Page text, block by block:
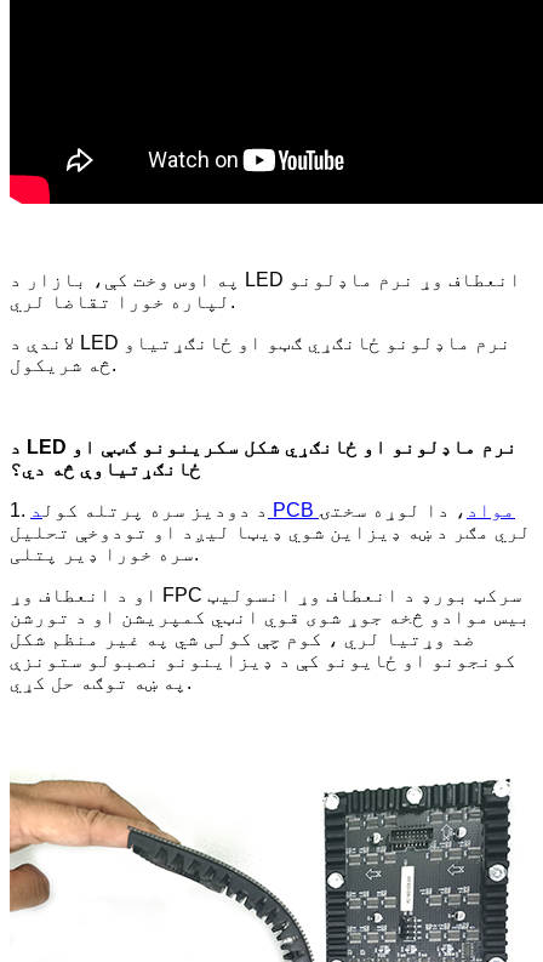
په اوس وخت کې، بازار د LED انعطاف وړ نرم ماډلونو
لپاره خورا تقاضا لري.
لاندې د LED نرم ماډلونو ځانګړي ګټو او ځانګړتیاو
څه شریکول.
د LED نرم ماډلونو او ځانګړي شکل سکرینونو ګټې او
ځانګړتیاوې څه دي؟
1. د دودیز سره پرتله کول
د PCB مواد ، دا لوړه سختۍ
لري مګر د ښه ډیزاین شوي ډیټا لیږد او تودوخې تحلیل
سره خورا ډیر پتلی.
او د انعطاف وړ FPC سرکټ بورډ د انعطاف وړ انسولیټ
بیس موادو څخه جوړ شوی قوي انټي کمپریشن او د تورشن
ضد وړتیا لري ، کوم چې کولی شي په غیر منظم شکل
کونجونو او ځایونو کې د ډیزاینونو نصبولو ستونزې
په ښه توګه حل کړي.